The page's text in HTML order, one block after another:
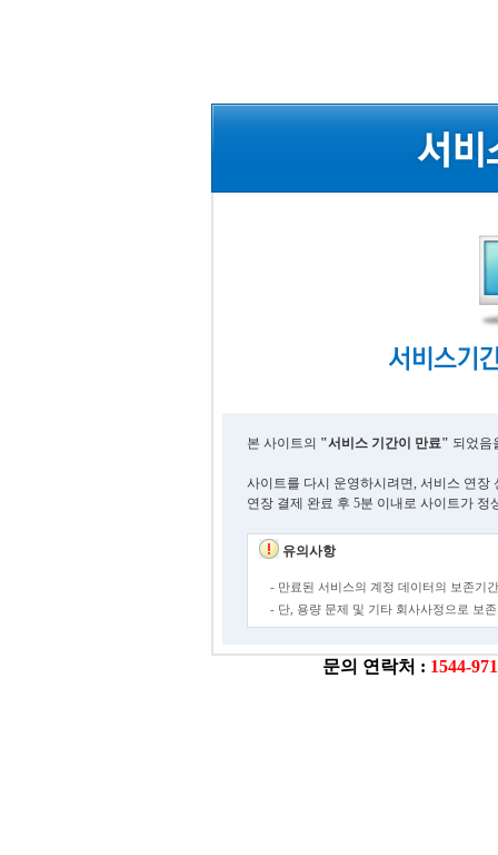
본 사이트의 "서비스 기간이 만료" 되었음
사이트를 다시 운영하시려면, 서비스 연장
연장 결제 완료 후 5분 이내로 사이트가 정
유의사항
- 만료된 서비스의 계정 데이터의 보존기
- 단, 용량 문제 및 기타 회사사정으로 보
문의 연락처 : 1544-